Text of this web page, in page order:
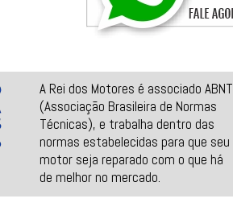
A Rei dos Motores é associado ABNT
(Associação Brasileira de Normas
Técnicas), e trabalha dentro das
normas estabelecidas para que seu
motor seja reparado com o que há
de melhor no mercado.